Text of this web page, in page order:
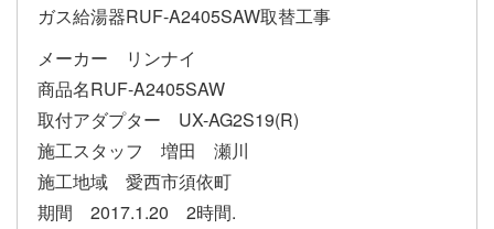
メーカー リンナイ
商品名RUF-A2405SAW
取付アダプター UX-AG2S19(R)
施工スタッフ 増田 瀬川
施工地域 愛西市須依町
期間 2017.1.20 2時間.